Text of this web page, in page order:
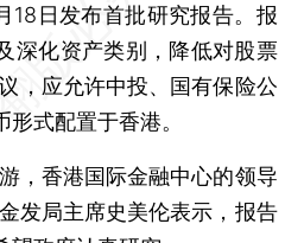
18日发布首批研究报告。报
深化资产类别，降低对股票
，应允许中投、国有保险公
式配置于香港。
香港国际金融中心的领导
发局主席史美伦表示，报告